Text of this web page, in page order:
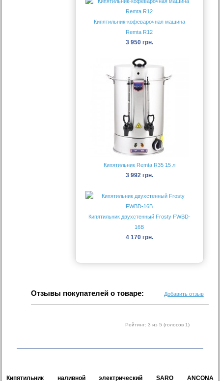
Кипятильник-кофеварочная машина
Remta R12
3 950 грн.
Кипятильник Remta R35 15 л
3 992 грн.
Кипятильник двухстенный Frosty FWBD-
16B
4 170 грн.
Отзывы покупателей о товаре: Добавить отзыв
Рейтинг: 3 из 5 (голосов 1)
Кипятильник наливной электрический SARO ANCONA